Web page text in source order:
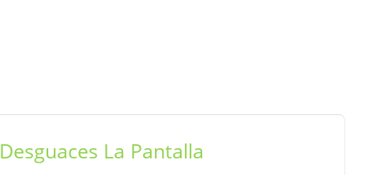
Desguaces La Pantalla